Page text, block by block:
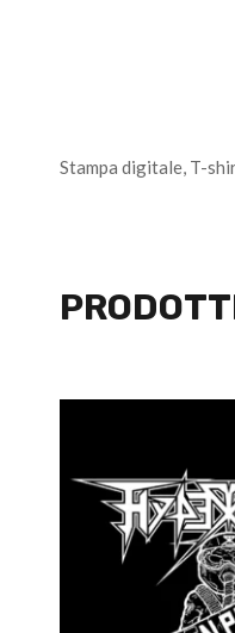
Stampa digitale, T-